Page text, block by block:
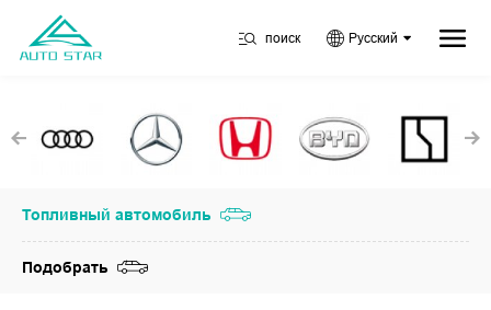
поиск Русский
Топливный автомобиль
Подобрать